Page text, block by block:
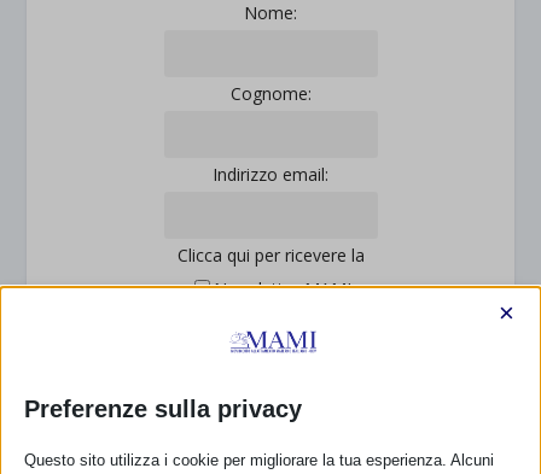
Nome:
Cognome:
Indirizzo email:
Clicca qui per ricevere la
Newsletter MAMI
Privacy: acconsento al trattamento dei miei dati
Preferenze sulla privacy
×
Questo sito utilizza i cookie per migliorare la tua esperienza. Alcuni